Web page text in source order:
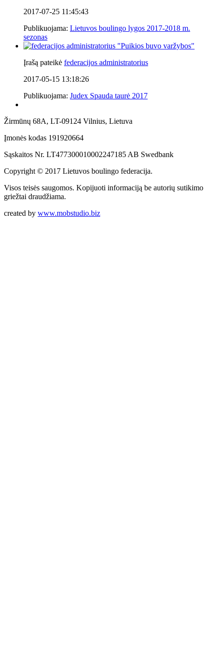
2017-07-25 11:45:43
Publikuojama: Lietuvos boulingo lygos 2017-2018 m.
sezonas
"Puikios buvo varžybos"
Įrašą pateikė federacijos administratorius
2017-05-15 13:18:26
Publikuojama: Judex Spauda taurė 2017
Žirmūnų 68A, LT-09124 Vilnius, Lietuva
Įmonės kodas 191920664
Sąskaitos Nr. LT477300010002247185 AB Swedbank
Copyright © 2017 Lietuvos boulingo federacija.
Visos teisės saugomos. Kopijuoti informaciją be autorių sutikimo
griežtai draudžiama.
created by www.mobstudio.biz